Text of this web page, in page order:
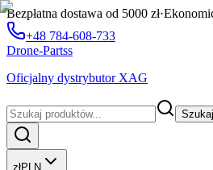
Bezpłatna dostawa od 5000 zł·
+48 784-608-733
Drone-Partss
Oficjalny dystrybutor XAG
Szukaj
złPLN